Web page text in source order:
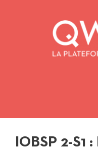
IOBSP 2-S1